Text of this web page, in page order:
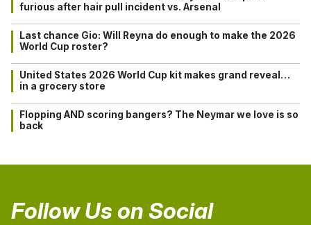
furious after hair pull incident vs. Arsenal
Last chance Gio: Will Reyna do enough to make the 2026
World Cup roster?
United States 2026 World Cup kit makes grand reveal…
in a grocery store
Flopping AND scoring bangers? The Neymar we love is so
back
Follow Us on Social